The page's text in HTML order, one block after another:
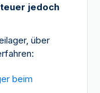
jedoch
über
beim